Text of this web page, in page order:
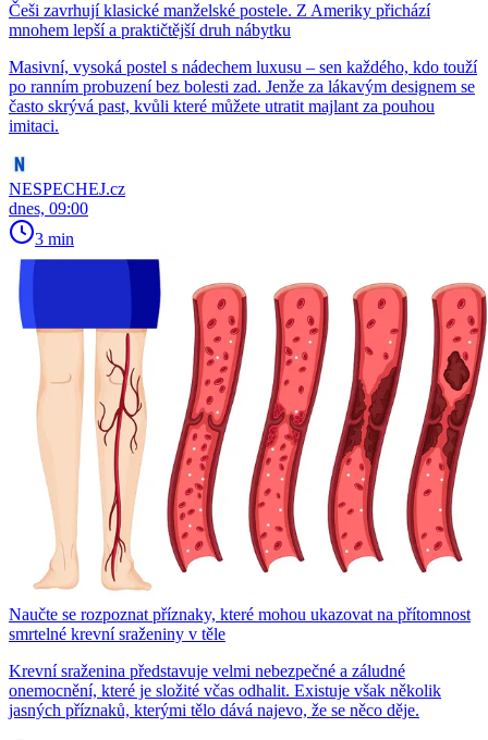
Češi zavrhují klasické manželské postele. Z Ameriky přichází
mnohem lepší a praktičtější druh nábytku
Masivní, vysoká postel s nádechem luxusu – sen každého, kdo touží
po ranním probuzení bez bolesti zad. Jenže za lákavým designem se
často skrývá past, kvůli které můžete utratit majlant za pouhou
imitaci.
NESPECHEJ.cz
dnes, 09:00
3 min
Naučte se rozpoznat příznaky, které mohou ukazovat na přítomnost
smrtelné krevní sraženiny v těle
Krevní sraženina představuje velmi nebezpečné a záludné
onemocnění, které je složité včas odhalit. Existuje však několik
jasných příznaků, kterými tělo dává najevo, že se něco děje.